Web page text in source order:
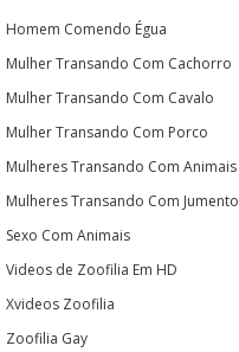
Homem Comendo Égua
Mulher Transando Com Cachorro
Mulher Transando Com Cavalo
Mulher Transando Com Porco
Mulheres Transando Com Animais
Mulheres Transando Com Jumento
Sexo Com Animais
Videos de Zoofilia Em HD
Xvideos Zoofilia
Zoofilia Gay